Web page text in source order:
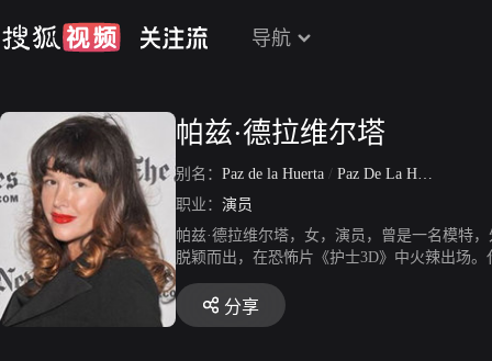
导航
帕兹·德拉维尔塔
别名： Paz de la Huerta / Paz De La Huerta
职业： 演员
帕兹·德拉维尔塔，女，演员，曾是一名模特
脱颖而出，在恐怖片《护士3D》中火辣出场
银幕下行为也为她招致了不少恶名。参演作
09年）、《控制的极限》（2009年）、《阿姆
（2008年）、《旅行者》（2008年）、《窒
分享